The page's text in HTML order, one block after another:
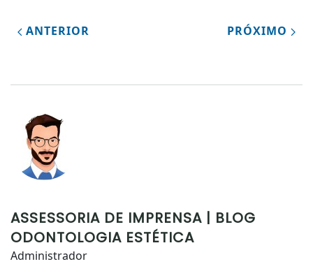
ANTERIOR PRÓXIMO
ASSESSORIA DE IMPRENSA | BLOG
ODONTOLOGIA ESTÉTICA
Administrador